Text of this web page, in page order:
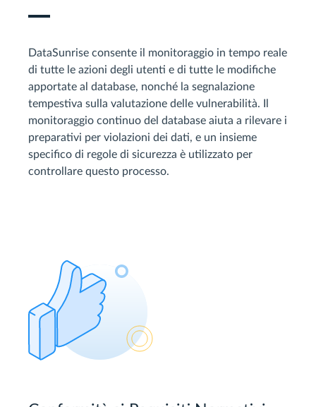
DataSunrise consente il monitoraggio in tempo reale
di tutte le azioni degli utenti e di tutte le modifiche
apportate al database, nonché la segnalazione
tempestiva sulla valutazione delle vulnerabilità. Il
monitoraggio continuo del database aiuta a rilevare i
preparativi per violazioni dei dati, e un insieme
specifico di regole di sicurezza è utilizzato per
controllare questo processo.